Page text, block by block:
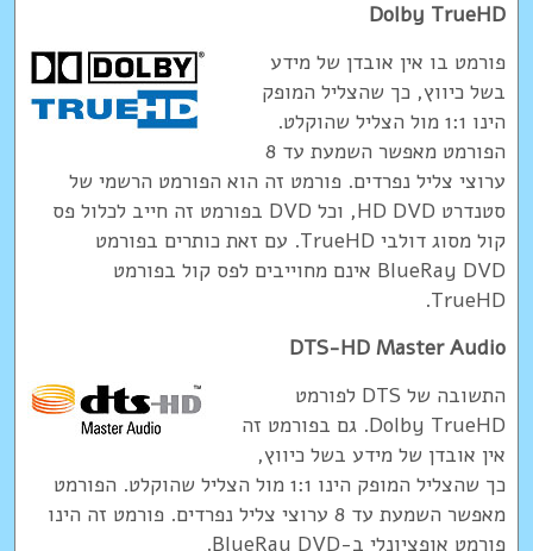
Dolby TrueHD
פורמט בו אין אובדן של מידע
בשל כיווץ, כך שהצליל המופק
הינו 1:1 מול הצליל שהוקלט.
הפורמט מאפשר השמעת עד 8
ערוצי צליל נפרדים. פורמט זה הוא הפורמט הרשמי של
סטנדרט HD DVD, וכל DVD בפורמט זה חייב לכלול פס
קול מסוג דולבי TrueHD. עם זאת כותרים בפורמט
BlueRay DVD אינם מחוייבים לפס קול בפורמט
TrueHD.
DTS-HD Master Audio
התשובה של DTS לפורמט
Dolby TrueHD. גם בפורמט זה
אין אובדן של מידע בשל כיווץ,
כך שהצליל המופק הינו 1:1 מול הצליל שהוקלט. הפורמט
מאפשר השמעת עד 8 ערוצי צליל נפרדים. פורמט זה הינו
פורמט אופציונלי ב-BlueRay DVD.